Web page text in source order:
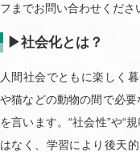
フまでお問い合わせくださ
▶社会化とは？
人間社会でともに楽しく
や猫などの動物の間で必要
を言います。“社会性”や“
はなく、学習により後天